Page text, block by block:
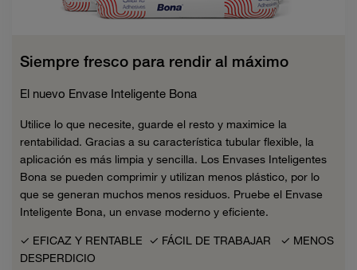
Siempre fresco para rendir al máximo
El nuevo Envase Inteligente Bona
Utilice lo que necesite, guarde el resto y maximice la
rentabilidad. Gracias a su característica tubular flexible, la
aplicación es más limpia y sencilla. Los Envases Inteligentes
Bona se pueden comprimir y utilizan menos plástico, por lo
que se generan muchos menos residuos. Pruebe el Envase
Inteligente Bona, un envase moderno y eficiente.
✓ EFICAZ Y RENTABLE ✓ FÁCIL DE TRABAJAR ✓ MENOS
DESPERDICIO